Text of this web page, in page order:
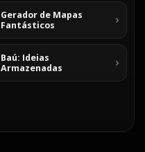
Gerador de Mapas
Fantásticos
Baú: Ideias
Armazenadas